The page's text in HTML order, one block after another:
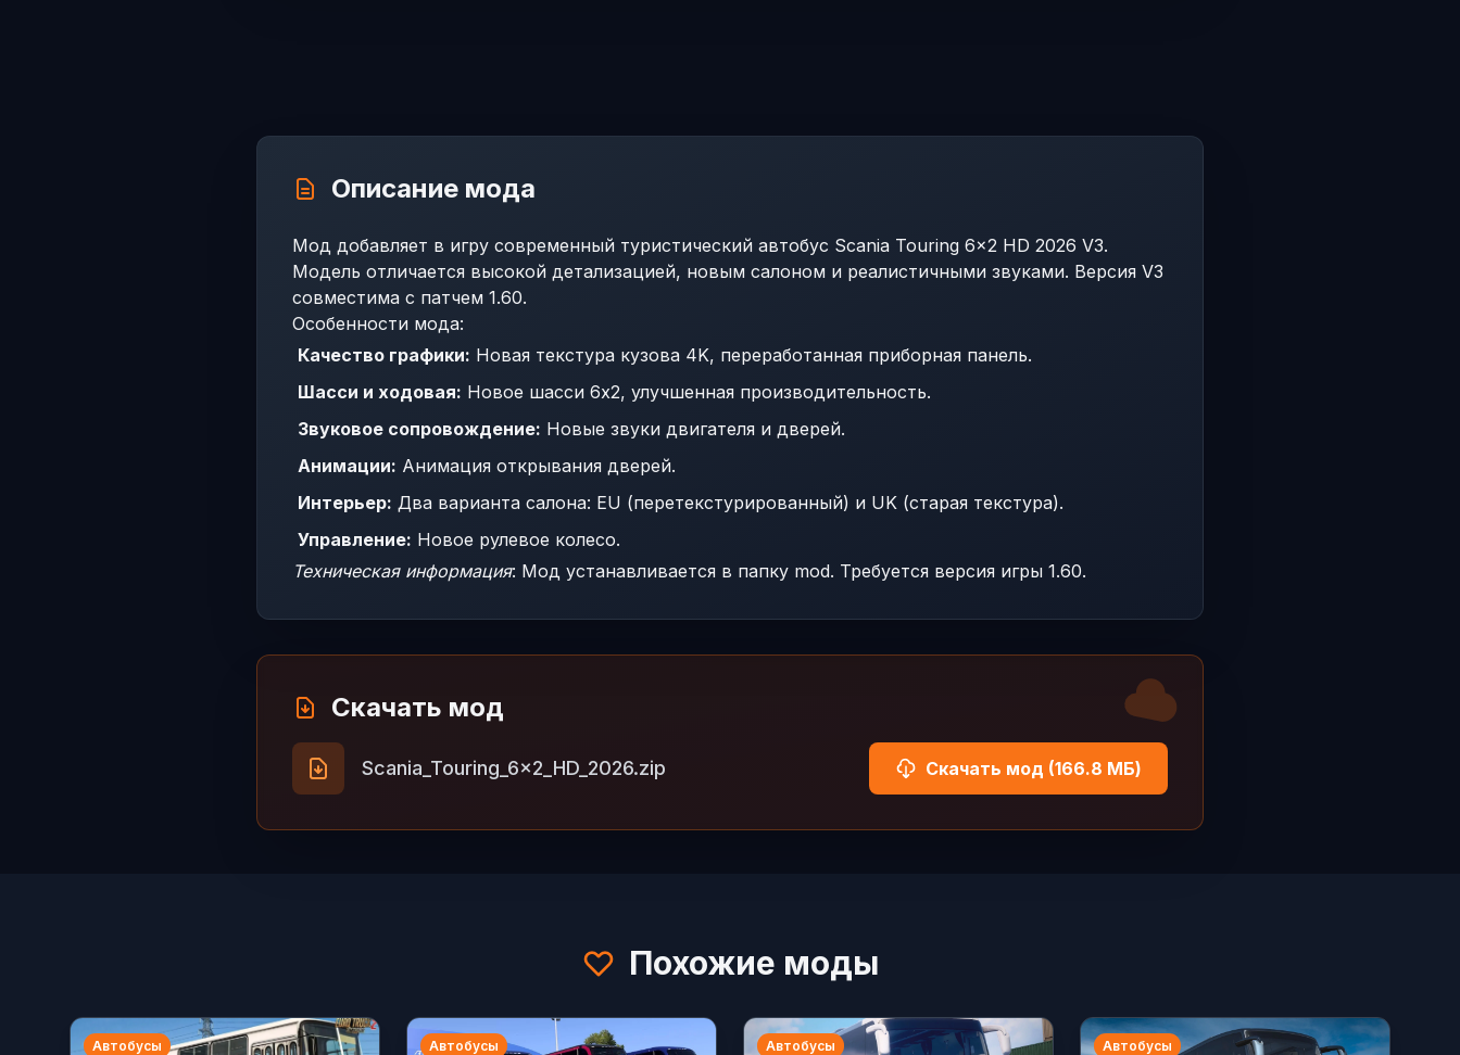
Описание мода
Мод добавляет в игру современный туристический автобус Scania Touring 6x2 HD 2026 V3.
Модель отличается высокой детализацией, новым салоном и реалистичными звуками. Версия V3
совместима с патчем 1.60.
Особенности мода:
Качество графики: Новая текстура кузова 4K, переработанная приборная панель.
Шасси и ходовая: Новое шасси 6x2, улучшенная производительность.
Звуковое сопровождение: Новые звуки двигателя и дверей.
Анимации: Анимация открывания дверей.
Интерьер: Два варианта салона: EU (перетекстурированный) и UK (старая текстура).
Управление: Новое рулевое колесо.
Техническая информация: Мод устанавливается в папку mod. Требуется версия игры 1.60.
Скачать мод
Scania_Touring_6x2_HD_2026.zip Скачать мод (166.8 МБ)
Похожие моды
Автобусы Автобусы Автобусы Автобусы